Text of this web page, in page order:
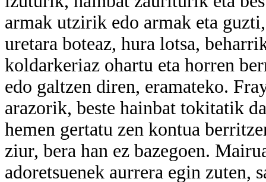
armak utzirik edo armak eta
uretara boteaz, hura lotsa,
koldarkeriaz ohartu eta horren
edo galtzen diren, eramateko.
arazorik, beste hainbat tokitatik
hemen gertatu zen kontua
ziur, bera han ez bazegoen.
adoretsuenek aurrera egin zuten,